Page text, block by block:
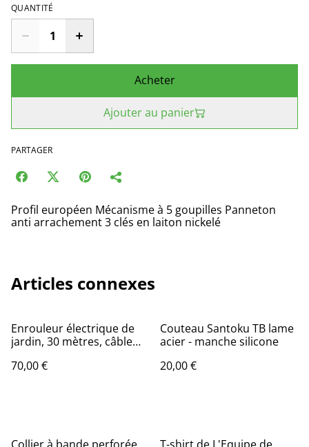
QUANTITÉ
Acheter
Ajouter au panier
PARTAGER
Profil européen Mécanisme à 5 goupilles Panneton
anti arrachement 3 clés en laiton nickelé
Articles connexes
Enrouleur électrique de
jardin, 30 mètres, câble
70,00 €
Couteau Santoku TB lame
acier - manche silicone
20,00 €